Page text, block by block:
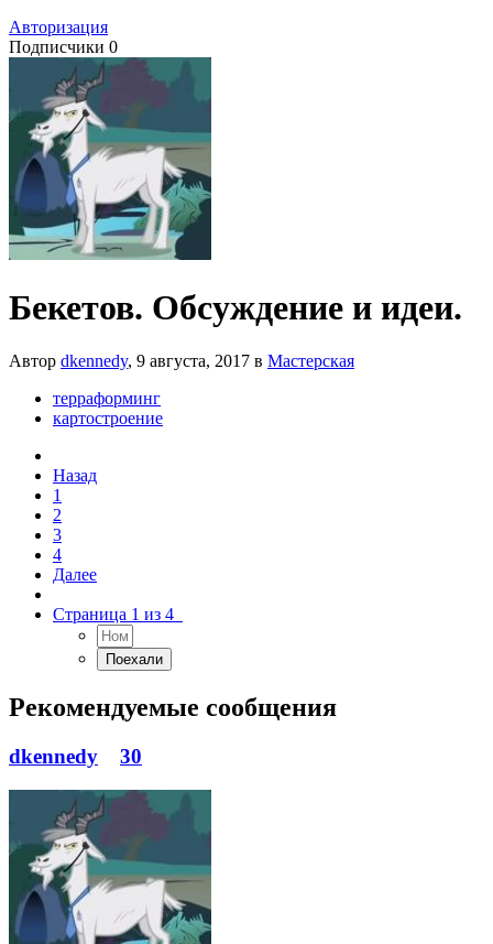
Авторизация
Подписчики 0
Бекетов. Обсуждение и идеи.
Автор dkennedy, 9 августа, 2017 в Мастерская
терраформинг
картостроение
Назад
1
2
3
4
Далее
Страница 1 из 4
Рекомендуемые сообщения
dkennedy 30